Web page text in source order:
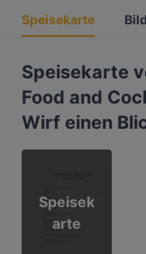
Speisekarte
Speisekarte
Food and
Wirf einen
Speisek
arte